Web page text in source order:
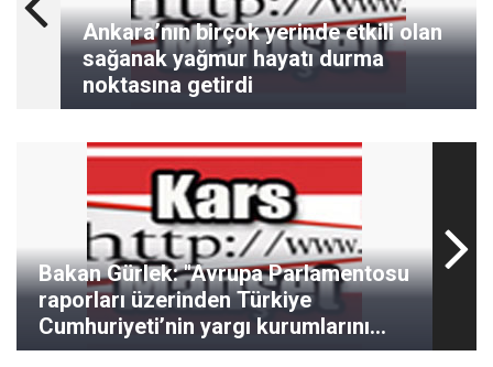
Ankara’nın birçok yerinde etkili olan
sağanak yağmur hayatı durma
noktasına getirdi
Bakan Gürlek: "Avrupa Parlamentosu
raporları üzerinden Türkiye
Cumhuriyeti’nin yargı kurumlarını
hedef almak, milli iradeye ve